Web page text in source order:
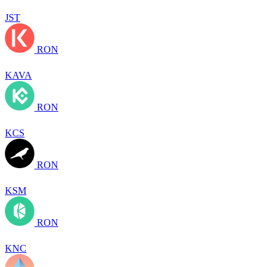
JST
RON
KAVA
RON
KCS
RON
KSM
RON
KNC